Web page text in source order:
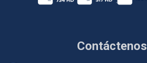
Contáctenos